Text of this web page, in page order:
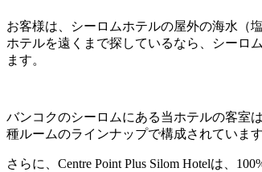
お客様は、シーロムホテルの屋外の海水（
ホテルを遠くまで探しているなら、シーロ
ます。
バンコクのシーロムにある当ホテルの客室
種ルームのラインナップで構成されています
さらに、Centre Point Plus Silom Hotelは、